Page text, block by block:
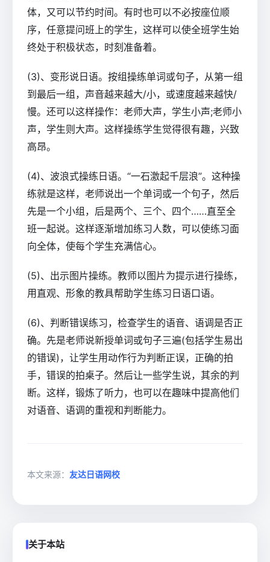
体，又可以节约时间。有时也可以不必按座位顺
序，任意提问班上的学生，这样可以使全班学生始
终处于积极状态，时刻准备着。
(3)、变形说日语。按组操练单词或句子，从第一组
到最后一组，声音越来越大/小，或速度越来越快/
慢。还可以这样操作：老师大声，学生小声;老师小
声，学生则大声。这样操练学生觉得很有趣，兴致
高昂。
(4)、波浪式操练日语。“一石激起千层浪”。这种操
练就是这样，老师说出一个单词或一个句子，然后
先是一个小组，后是两个、三个、四个……直至全
班一起说。这样逐渐增加练习人数，可以使练习面
向全体，使每个学生充满信心。
(5)、出示图片操练。教师以图片为提示进行操练，
用直观、形象的教具帮助学生练习日语口语。
(6)、判断错误练习，检查学生的语音、语调是否正
确。先是老师说新授单词或句子三遍(包括学生易出
的错误)，让学生用动作行为判断正误，正确的拍
手，错误的拍桌子。然后让一些学生说，其余的判
断。这样，锻炼了听力，也可以在趣味中提高他们
对语音、语调的重视和判断能力。
本文来源： 友达日语网校
关于本站